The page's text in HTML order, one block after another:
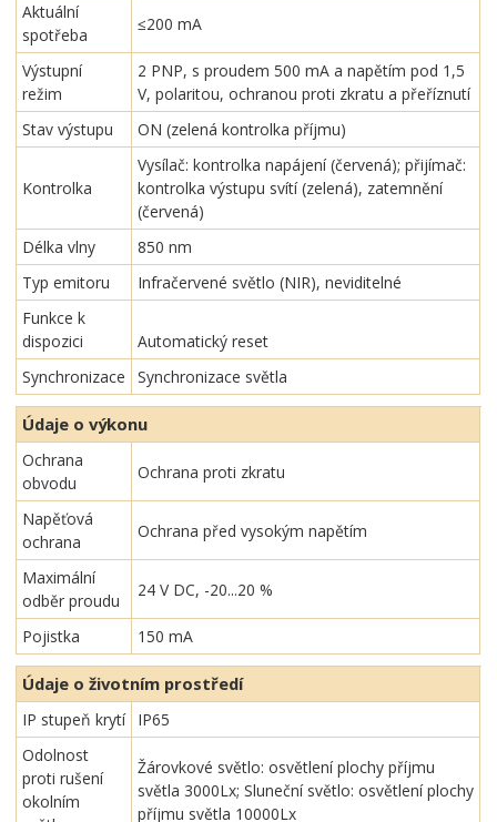
Aktuální
spotřeba
≤200 mA
Výstupní
režim
2 PNP, s proudem 500 mA a napětím pod 1,5
V, polaritou, ochranou proti zkratu a přeříznutí
Stav výstupu
ON (zelená kontrolka příjmu)
Kontrolka
Vysílač: kontrolka napájení (červená); přijímač:
kontrolka výstupu svítí (zelená), zatemnění
(červená)
Délka vlny
850 nm
Typ emitoru
Infračervené světlo (NIR), neviditelné
Funkce k
dispozici
Automatický reset
Synchronizace
Synchronizace světla
Údaje o výkonu
Ochrana
obvodu
Ochrana proti zkratu
Napěťová
ochrana
Ochrana před vysokým napětím
Maximální
odběr proudu
24 V DC, -20...20 %
Pojistka 150 mA
Údaje o životním prostředí
IP stupeň krytí
IP65
Odolnost
proti rušení
okolním
Žárovkové světlo: osvětlení plochy příjmu
světla 3000Lx; Sluneční světlo: osvětlení plochy
příjmu světla 10000Lx